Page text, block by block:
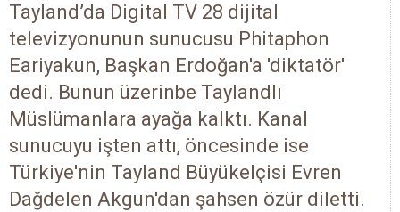
Tayland’da Digital TV 28 dijital
televizyonunun sunucusu Phitaphon
Eariyakun, Başkan Erdoğan'a 'diktatör'
dedi. Bunun üzerinbe Taylandlı
Müslümanlara ayağa kalktı. Kanal
sunucuyu işten attı, öncesinde ise
Türkiye'nin Tayland Büyükelçisi Evren
Dağdelen Akgun'dan şahsen özür diletti.